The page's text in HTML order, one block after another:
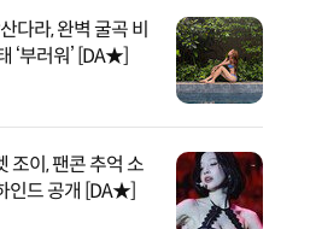
t
e
다라, 완벽 굴곡 비
‘부러워’ [DA★]
조이, 팬콘 추억 소
인드 공개 [DA★]